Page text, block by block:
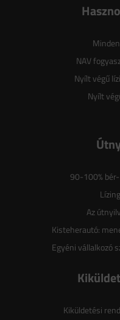
NAV
Nyílt végű
Nyílt
90-100%
Az
Kisteherautó:
Egyéni vállalkozó
Kiküldetési